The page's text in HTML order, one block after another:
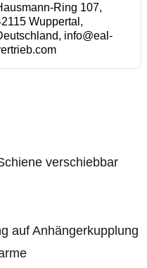
Ring 107,
Wuppertal,
info@eal-
verschiebbar
auf Anhängerkupplung